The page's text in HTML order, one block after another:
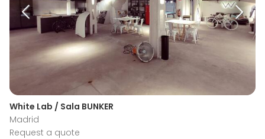
White Lab / Sala BUNKER
Madrid
Request a quote